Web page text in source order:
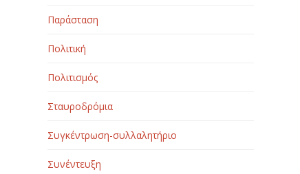
Παράσταση
Πολιτική
Πολιτισμός
Σταυροδρόμια
Συγκέντρωση-συλλαλητήριο
Συνέντευξη